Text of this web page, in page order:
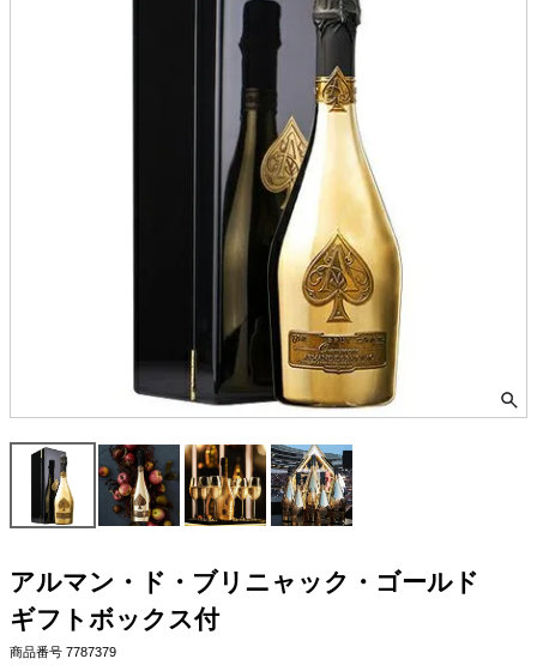
アルマン・ド・ブリニャック・ゴールド
ギフトボックス付
商品番号 7787379